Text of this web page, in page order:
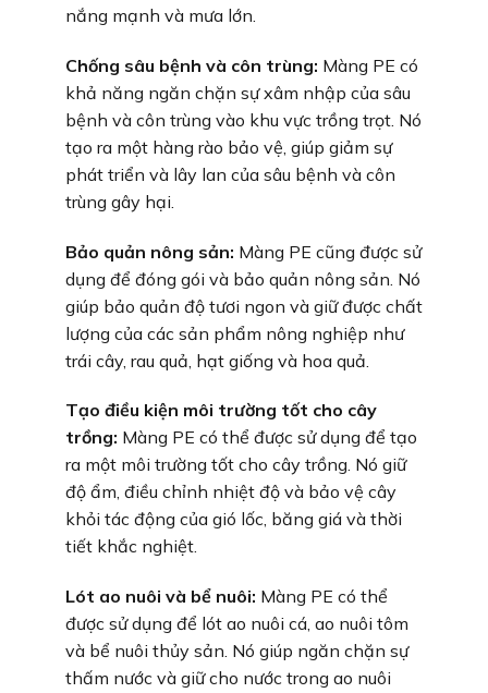
nắng mạnh và mưa lớn.
Chống sâu bệnh và côn trùng: Màng PE có
khả năng ngăn chặn sự xâm nhập của sâu
bệnh và côn trùng vào khu vực trồng trọt. Nó
tạo ra một hàng rào bảo vệ, giúp giảm sự
phát triển và lây lan của sâu bệnh và côn
trùng gây hại.
Bảo quản nông sản: Màng PE cũng được sử
dụng để đóng gói và bảo quản nông sản. Nó
giúp bảo quản độ tươi ngon và giữ được chất
lượng của các sản phẩm nông nghiệp như
trái cây, rau quả, hạt giống và hoa quả.
Tạo điều kiện môi trường tốt cho cây
trồng: Màng PE có thể được sử dụng để tạo
ra một môi trường tốt cho cây trồng. Nó giữ
độ ẩm, điều chỉnh nhiệt độ và bảo vệ cây
khỏi tác động của gió lốc, băng giá và thời
tiết khắc nghiệt.
Lót ao nuôi và bể nuôi: Màng PE có thể
được sử dụng để lót ao nuôi cá, ao nuôi tôm
và bể nuôi thủy sản. Nó giúp ngăn chặn sự
thấm nước và giữ cho nước trong ao nuôi